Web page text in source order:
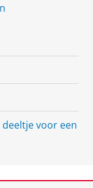
voor een